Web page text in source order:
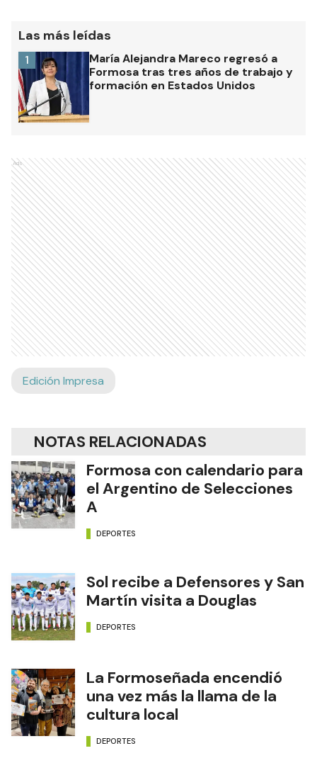
Las más leídas
María Alejandra Mareco regresó a
Formosa tras tres años de trabajo y
formación en Estados Unidos
1
Ads
Edición Impresa
NOTAS RELACIONADAS
Formosa con calendario para
el Argentino de Selecciones
A
DEPORTES
Sol recibe a Defensores y San
Martín visita a Douglas
DEPORTES
La Formoseñada encendió
una vez más la llama de la
cultura local
DEPORTES